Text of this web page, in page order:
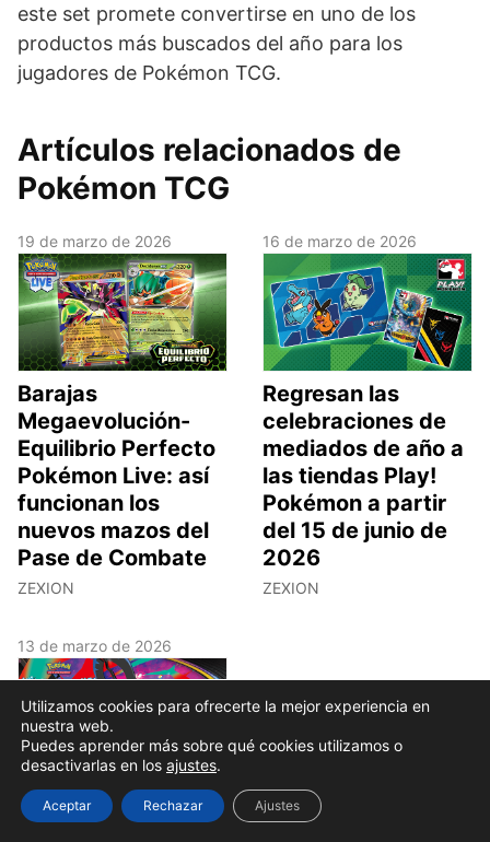
este set promete convertirse en uno de los
productos más buscados del año para los
jugadores de Pokémon TCG.
Artículos relacionados de
Pokémon TCG
19 de marzo de 2026
Barajas
Megaevolución-
Equilibrio Perfecto
Pokémon Live: así
funcionan los
nuevos mazos del
Pase de Combate
ZEXION
16 de marzo de 2026
Regresan las
celebraciones de
mediados de año a
las tiendas Play!
Pokémon a partir
del 15 de junio de
2026
ZEXION
13 de marzo de 2026
Megaevolución-
Caos Creciente: la
Utilizamos cookies para ofrecerte la mejor experiencia en
nuestra web.
Puedes aprender más sobre qué cookies utilizamos o
desactivarlas en los ajustes.
Aceptar Rechazar Ajustes